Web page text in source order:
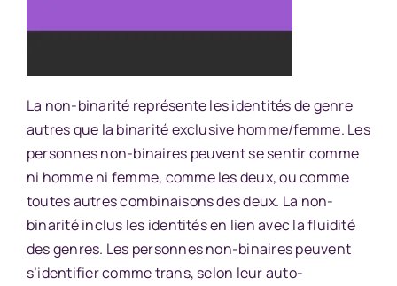
La non-binarité représente les identités de genre
autres que la binarité exclusive homme/femme. Les
personnes non-binaires peuvent se sentir comme
ni homme ni femme, comme les deux, ou comme
toutes autres combinaisons des deux. La non-
binarité inclus les identités en lien avec la fluidité
des genres. Les personnes non-binaires peuvent
s’identifier comme trans, selon leur auto-